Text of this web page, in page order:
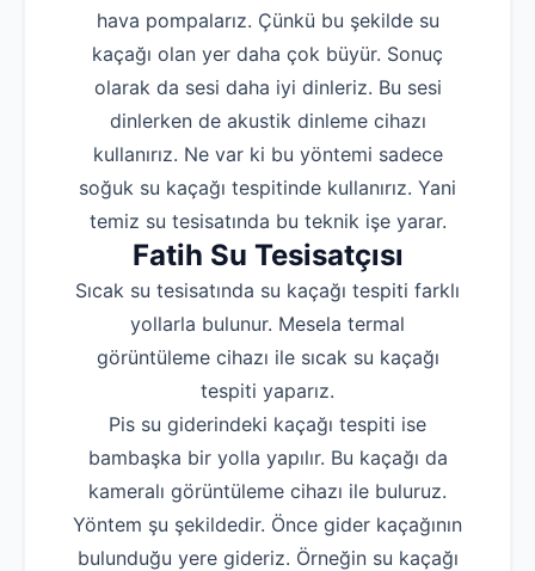
hava pompalarız. Çünkü bu şekilde su
kaçağı olan yer daha çok büyür. Sonuç
olarak da sesi daha iyi dinleriz. Bu sesi
dinlerken de akustik dinleme cihazı
kullanırız. Ne var ki bu yöntemi sadece
soğuk su kaçağı tespitinde kullanırız. Yani
temiz su tesisatında bu teknik işe yarar.
Fatih Su Tesisatçısı
Sıcak su tesisatında su kaçağı tespiti farklı
yollarla bulunur. Mesela termal
görüntüleme cihazı ile sıcak su kaçağı
tespiti yaparız.
Pis su giderindeki kaçağı tespiti ise
bambaşka bir yolla yapılır. Bu kaçağı da
kameralı görüntüleme cihazı ile buluruz.
Yöntem şu şekildedir. Önce gider kaçağının
bulunduğu yere gideriz. Örneğin su kaçağı